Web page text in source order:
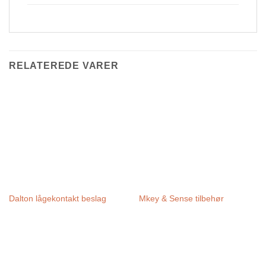
RELATEREDE VARER
Dalton lågekontakt beslag Mkey & Sense tilbehør